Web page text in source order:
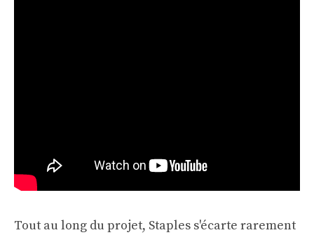
Tout au long du projet, Staples s'écarte rarement